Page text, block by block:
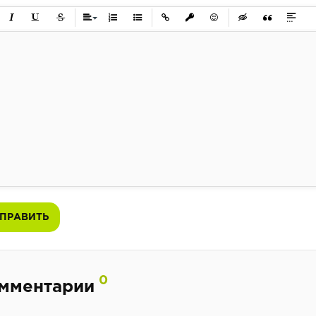
КурсивПодчеркнутый
ЗачеркнутыйВыравнивание
Нумерованный список
Маркированный список
Вставить ссылку
Вставить защищенную
Вставить смайлик
Вставка скрытого
Вставка
0